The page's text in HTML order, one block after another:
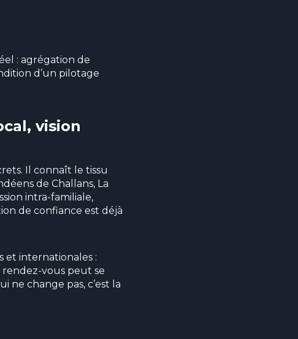
: agrégation de
d’un pilotage
vision
Il connaît le tissu
de Challans, La
intra-familiale,
de confiance est déjà
et internationales :
vous peut se
ne change pas, c’est la